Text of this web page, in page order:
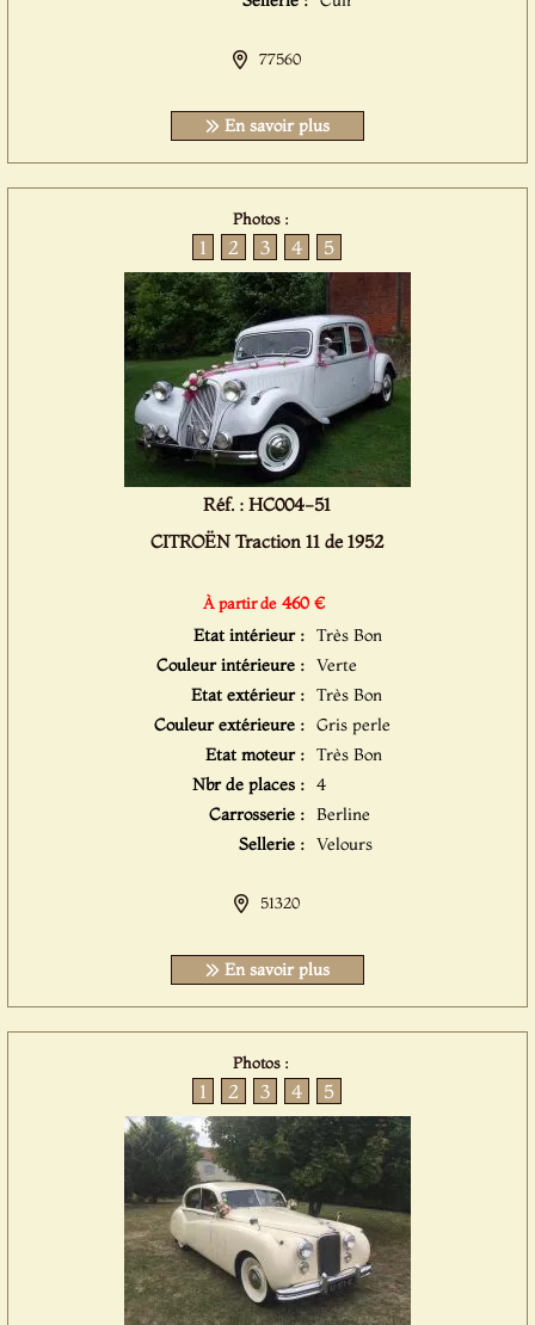
77560
En savoir plus
Photos :
1 2 3 4 5
Réf. : HC004-51
CITROËN Traction 11 de 1952
À partir de 460 €
Etat intérieur : Très Bon
Couleur intérieure : Verte
Etat extérieur : Très Bon
Couleur extérieure : Gris perle
Etat moteur : Très Bon
Nbr de places : 4
Carrosserie : Berline
Sellerie : Velours
51320
En savoir plus
Photos :
1 2 3 4 5